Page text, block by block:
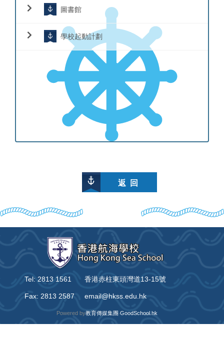
圖書館
學校起動計劃
返 回
Tel: 2813 1561
Fax: 2813 2587
香港赤柱東頭灣道13-15號
email@hkss.edu.hk
Powered by教育傳媒集團 ‧GoodSchool.hk